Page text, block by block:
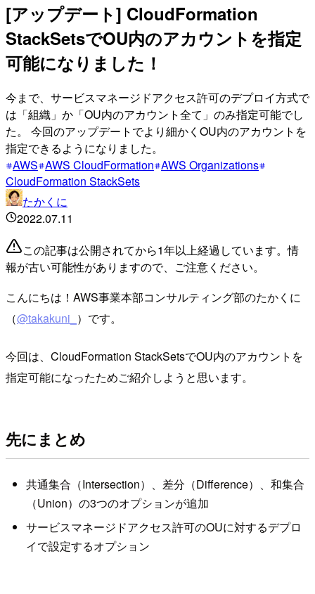
[アップデート] CloudFormation
StackSetsでOU内のアカウントを指定
可能になりました！
今まで、サービスマネージドアクセス許可のデプロイ方式で
は「組織」か「OU内のアカウント全て」のみ指定可能でし
た。 今回のアップデートでより細かくOU内のアカウントを
指定できるようになりました。
AWS AWS CloudFormation AWS Organizations
CloudFormation StackSets
たかくに
2022.07.11
この記事は公開されてから1年以上経過しています。情
報が古い可能性がありますので、ご注意ください。
こんにちは！AWS事業本部コンサルティング部のたかくに
（@takakuni_ ）です。
今回は、CloudFormation StackSetsでOU内のアカウントを
指定可能になったためご紹介しようと思います。
先にまとめ
共通集合（Intersection）、差分（Difference）、和集合
（Union）の3つのオプションが追加
サービスマネージドアクセス許可のOUに対するデプロ
イで設定するオプション